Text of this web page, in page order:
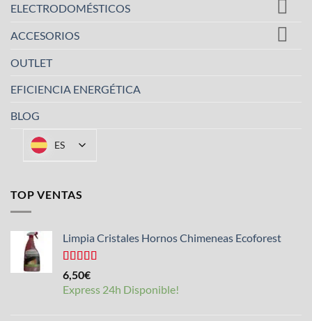
ELECTRODOMÉSTICOS
ACCESORIOS
OUTLET
EFICIENCIA ENERGÉTICA
BLOG
ES
TOP VENTAS
Limpia Cristales Hornos Chimeneas Ecoforest
Valorado
con
de 5
6,50€
Express 24h Disponible!